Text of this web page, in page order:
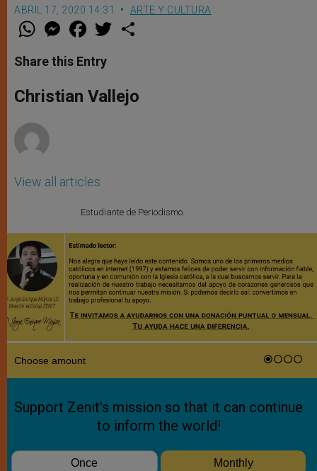
ABRIL 17, 2020 14:31 ARTE Y CULTURA
W
t
s
p
p
M
e
s
e
g
e
F
a
e
b
o
k
w
r
Share this Entry
Christian Vallejo
View all articles
Estudiante de Periodismo.